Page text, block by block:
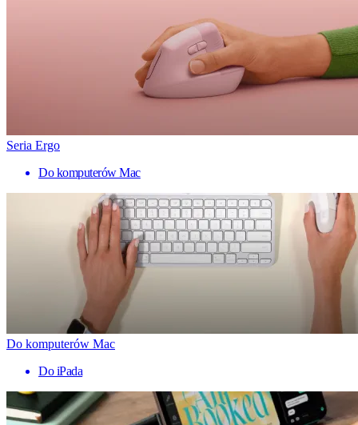
Seria Ergo
Do komputerów Mac
Do komputerów Mac
Do iPada